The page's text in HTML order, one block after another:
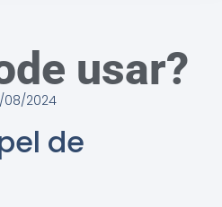
usar?
08/2024
de